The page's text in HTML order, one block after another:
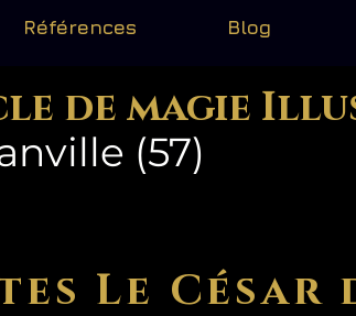
Références Blog
de magie
(57)
Le César